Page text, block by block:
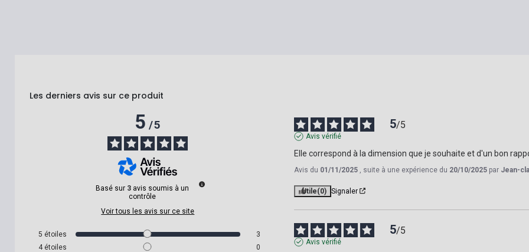
Les derniers avis sur ce produit
5/5
Basé sur 3 avis soumis à un
contrôle
Voir tous les avis sur ce site
5 étoiles
3
4 étoiles
0
5/5
Avis vérifié
Elle correspond à la dimension que je souhaite et d'un bon
Avis du 01/11/2025 , suite à une expérience du 20/10/2025 par Jean-
Utile(0) Signaler
5/5
Avis vérifié